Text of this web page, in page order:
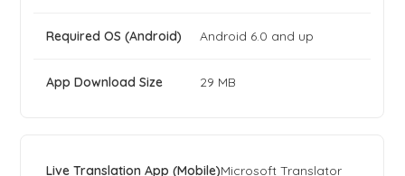
Android 6.0 and up
29 MB
Microsoft Translator